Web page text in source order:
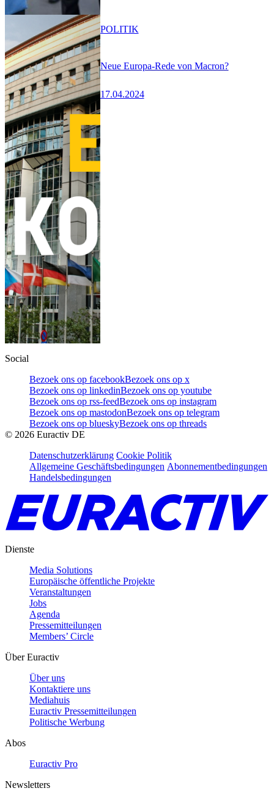
Neue Europa-Rede von Macron?
17.04.2024
POLITIK
Social
Bezoek ons op facebookBezoek ons op x
Bezoek ons op linkedinBezoek ons op youtube
Bezoek ons op rss-feedBezoek ons op instagram
Bezoek ons op mastodonBezoek ons op telegram
Bezoek ons op blueskyBezoek ons op threads
© 2026 Euractiv DE
Datenschutzerklärung Cookie Politik
Allgemeine Geschäftsbedingungen Abonnementbedingungen
Handelsbedingungen
Dienste
Media Solutions
Europäische öffentliche Projekte
Veranstaltungen
Jobs
Agenda
Pressemitteilungen
Members’ Circle
Über Euractiv
Über uns
Kontaktiere uns
Mediahuis
Euractiv Pressemitteilungen
Politische Werbung
Abos
Euractiv Pro
Newsletters